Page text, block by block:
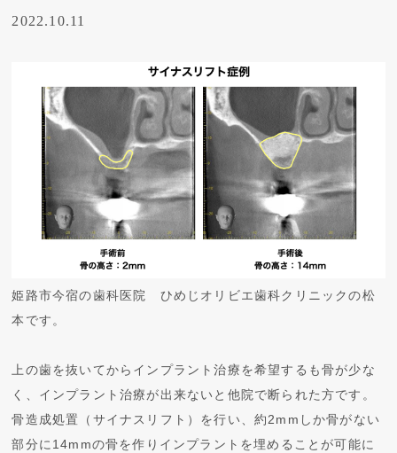
2022.10.11
姫路市今宿の歯科医院 ひめじオリビエ歯科クリニックの松
本です。
上の歯を抜いてからインプラント治療を希望するも骨が少な
く、インプラント治療が出来ないと他院で断られた方です。
骨造成処置（サイナスリフト）を行い、約2mmしか骨がない
部分に14mmの骨を作りインプラントを埋めることが可能に